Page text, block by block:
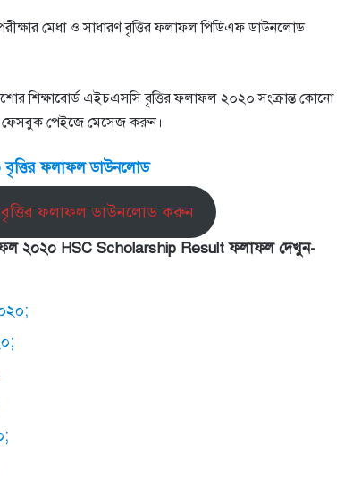
মেধা ও সাধারণ বৃত্তির ফলাফল পিডিএফ ডাউনলোড
শিক্ষাবোর্ড এইচএসসি বৃত্তির ফলাফল ২০২০ সংক্রান্ত কোনো
পেইজে মেসেজ করুন।
ফলাফল ডাউনলোড
ফলাফল ডাউনলোড করুন
২০২০ HSC Scholarship Result ফলাফল দেখুন-